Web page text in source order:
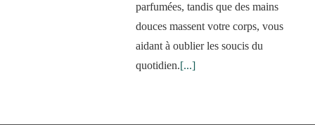
parfumées, tandis que des mains
douces massent votre corps, vous
aidant à oublier les soucis du
quotidien.[...]